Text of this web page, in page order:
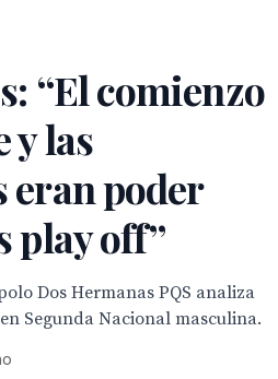
“El comienzo
y las
eran poder
play off”
Dos Hermanas PQS analiza
Segunda Nacional masculina.